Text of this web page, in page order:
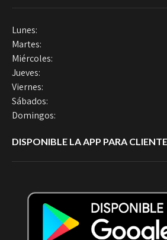
Lunes:
Martes:
Miércoles:
Jueves:
Viernes:
Sábados:
Domingos:
DISPONIBLE LA APP PARA